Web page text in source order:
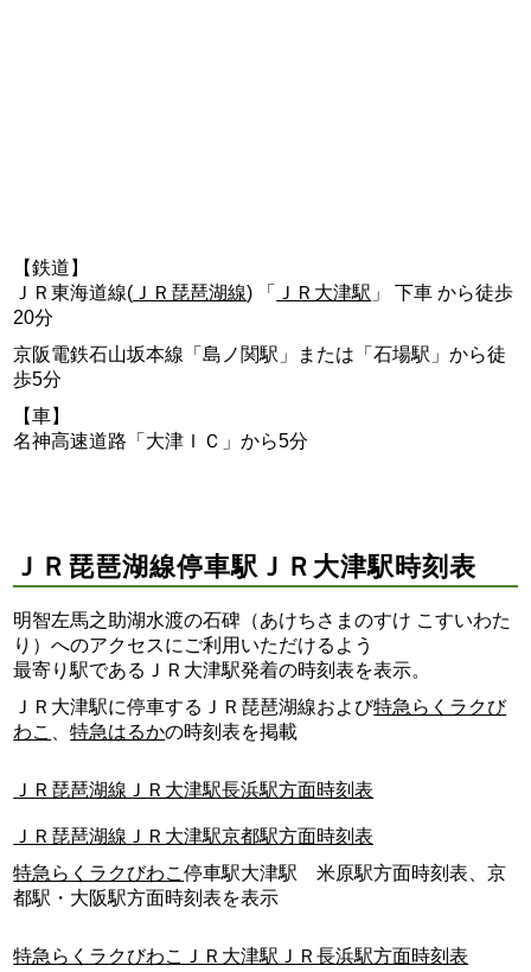
【鉄道】
ＪＲ東海道線( ＪＲ琵琶湖線) 「 ＪＲ大津駅 」 下車 から徒歩
20分
京阪電鉄石山坂本線「島ノ関駅」または「石場駅」から徒
歩5分
【車】
名神高速道路「大津ＩＣ」から5分
ＪＲ琵琶湖線停車駅ＪＲ大津駅時刻表
明智左馬之助湖水渡の石碑（あけちさまのすけ こすいわた
り）へのアクセスにご利用いただけるよう
最寄り駅であるＪＲ大津駅発着の時刻表を表示。
ＪＲ大津駅に停車するＪＲ琵琶湖線および特急らくラクび
わこ
、特急はるかの時刻表を掲載
ＪＲ琵琶湖線ＪＲ大津駅長浜駅方面時刻表
ＪＲ琵琶湖線ＪＲ大津駅京都駅方面時刻表
特急らくラクびわこ停車駅大津駅 米原駅方面時刻表、京
都駅・大阪駅方面時刻表を表示
特急らくラクびわこＪＲ大津駅ＪＲ長浜駅方面時刻表